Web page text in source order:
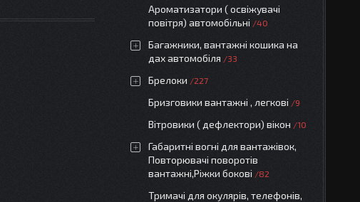
Ароматизатори ( освіжувачі
повітря) автомобільні
40
Багажники, вантажні кошика на
дах автомобіля
33
Брелоки 227
Бризговики вантажні , легкові 9
Вітровики ( дефлектори) вікон 10
Габаритні вогні для вантажівок,
Повторювачі поворотів
вантажні,Ріжки бокові
82
Тримачі для окулярів, телефонів,